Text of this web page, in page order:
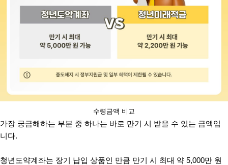
수령금액 비교
가장 궁금해하는 부분 중 하나는 바로 만기 시 받을 수 있는 금액입
니다.
청년도약계좌는 장기 납입 상품인 만큼 만기 시 최대 약 5,000만 원